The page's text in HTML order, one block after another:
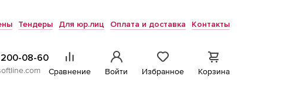
Тендеры Для юр.лиц Оплата и доставка Контакты
08-60
Сравнение Войти Избранное Корзина